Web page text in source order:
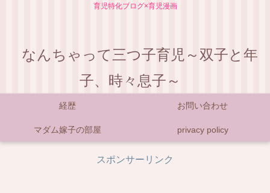
育児特化ブログ×育児漫画
なんちゃって三つ子育児～双子と年
子、時々息子～
経歴 お問い合わせ
マダム嫁子の部屋 privacy policy
スポンサーリンク